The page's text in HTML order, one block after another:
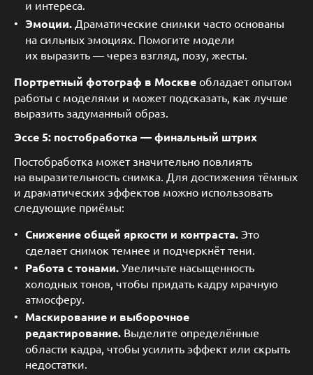
и интереса.
Эмоции. Драматические снимки часто основаны
на сильных эмоциях. Помогите модели
их выразить — через взгляд, позу, жесты.
Портретный фотограф в Москве обладает опытом
работы с моделями и может подсказать, как лучше
выразить задуманный образ.
Эссе 5: постобработка — финальный штрих
Постобработка может значительно повлиять
на выразительность снимка. Для достижения тёмных
и драматических эффектов можно использовать
следующие приёмы:
Снижение общей яркости и контраста. Это
сделает снимок темнее и подчеркнёт тени.
Работа с тонами. Увеличьте насыщенность
холодных тонов, чтобы придать кадру мрачную
атмосферу.
Маскирование и выборочное
редактирование. Выделите определённые
области кадра, чтобы усилить эффект или скрыть
недостатки.